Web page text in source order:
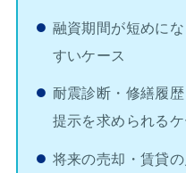
融資期間が短めに
すいケース
耐震診断・修繕履
提示を求められるケ
将来の売却・賃貸